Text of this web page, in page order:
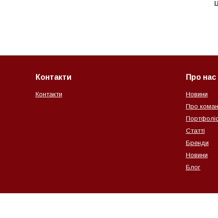
Контакти
Контакти
Про нас
Новини
Про
Статті
Бренди
Новини
Блог